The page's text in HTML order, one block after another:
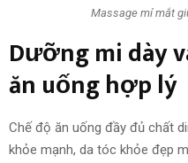
Massage mí mắt
Dưỡng mi dày
ăn uống hợp lý
Chế độ ăn uống đầy đủ chất
khỏe mạnh, da tóc khỏe đẹp